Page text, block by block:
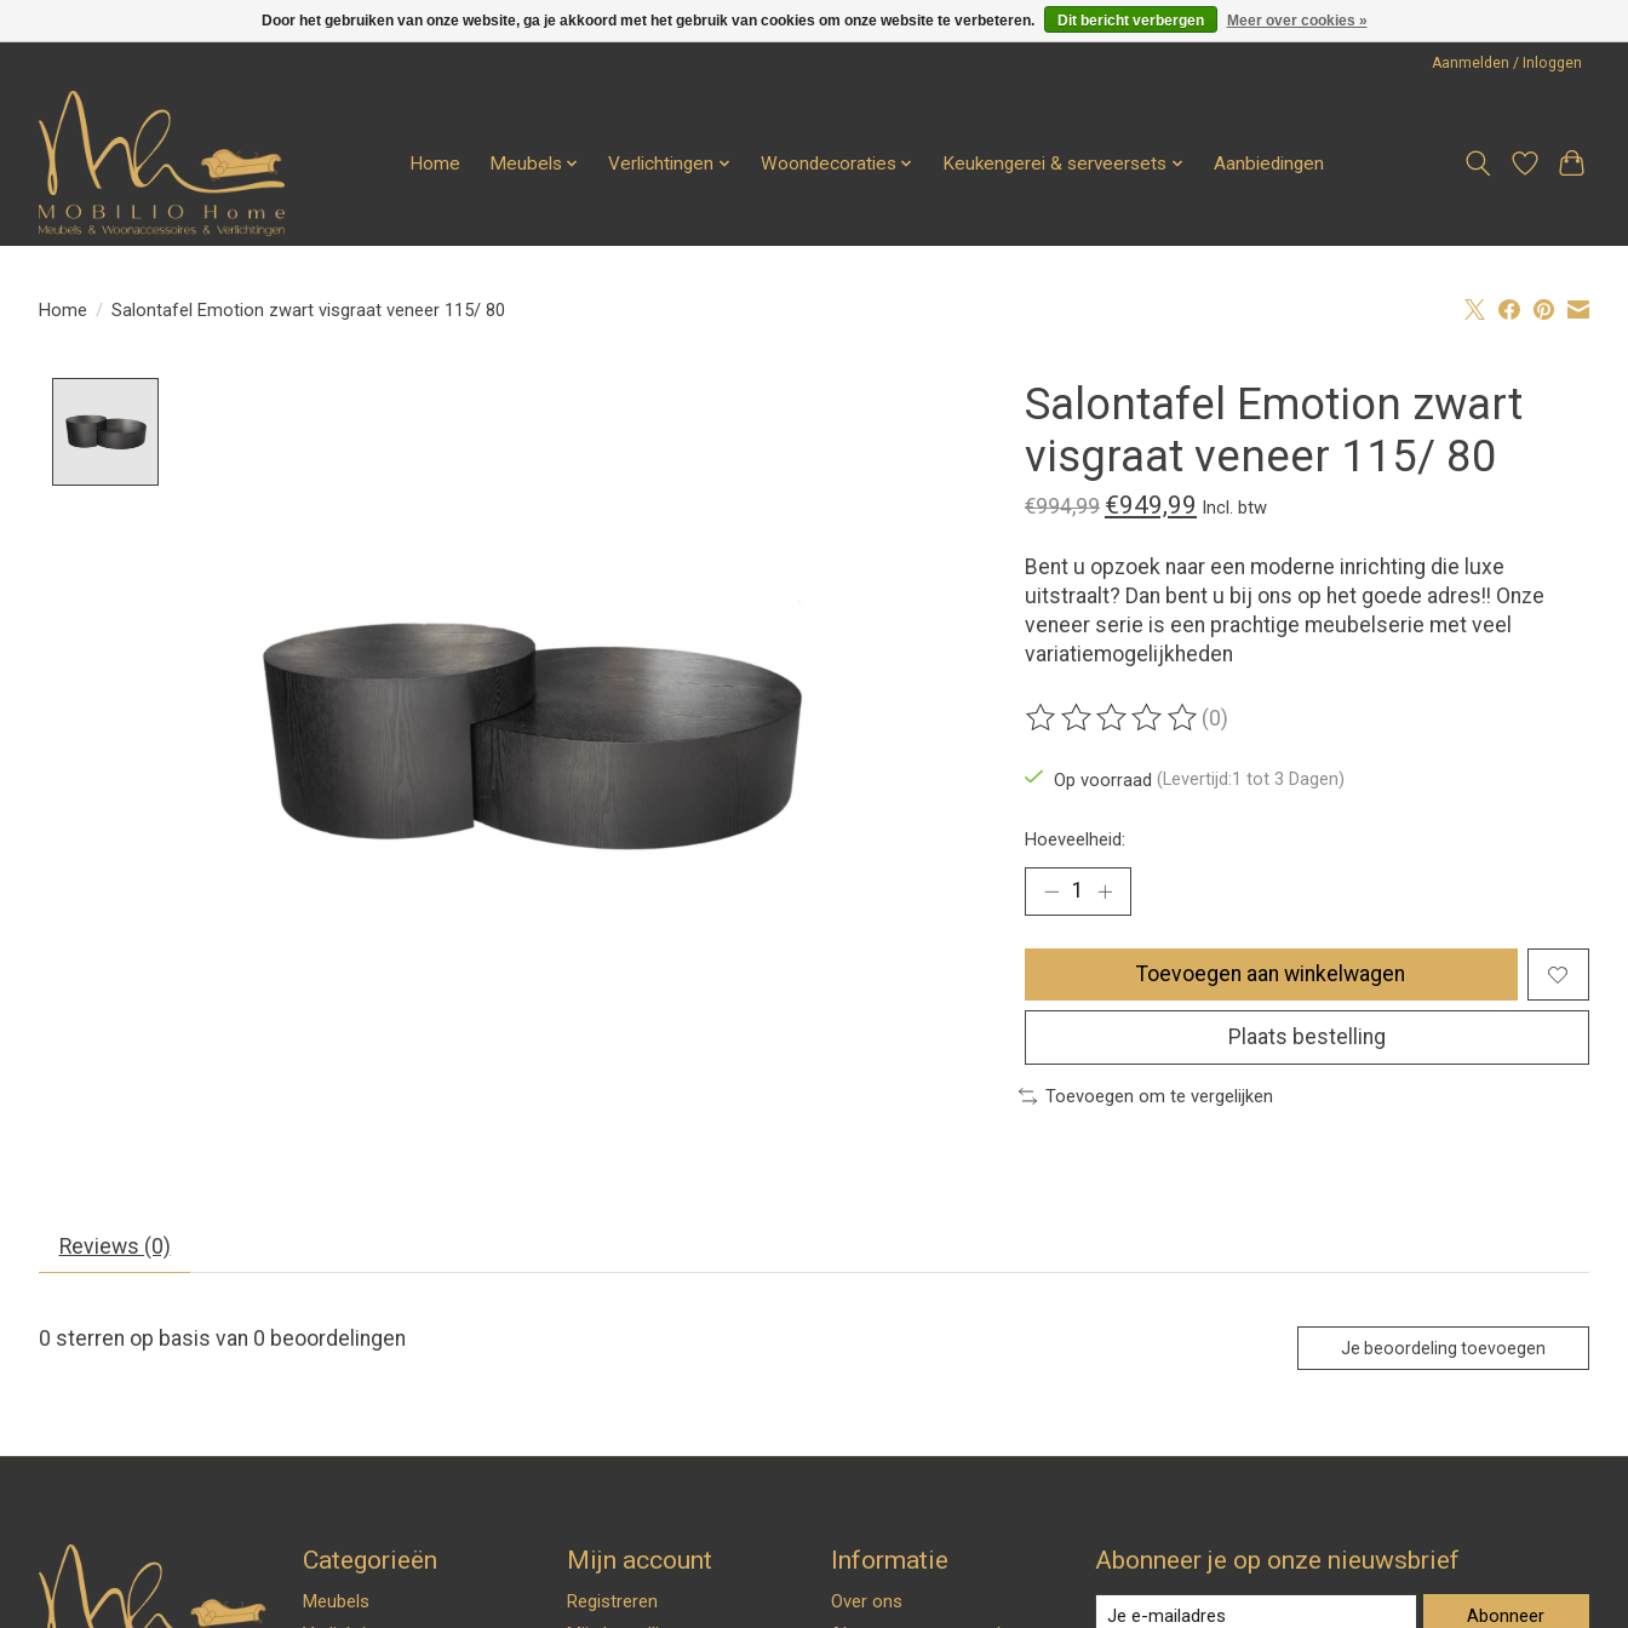
Aanmelden / Inloggen
Home Meubels Verlichtingen Woondecoraties Keukengerei & serveersets Aanbiedingen
Home / Salontafel Emotion zwart visgraat veneer 115/ 80
Salontafel Emotion zwart
visgraat veneer 115/ 80
€994,99 €949,99 Incl. btw
Bent u opzoek naar een moderne inrichting die luxe
uitstraalt? Dan bent u bij ons op het goede adres!! Onze
veneer serie is een prachtige meubelserie met veel
variatiemogelijkheden
De beoordeling van dit product is
(0)
Op voorraad (Levertijd:1 tot 3 Dagen)
Hoeveelheid:
Toevoegen aan winkelwagen
Plaats bestelling
Toevoegen om te vergelijken
Reviews (0)
0 sterren op basis van 0 beoordelingen Je beoordeling toevoegen
Categorieën
Meubels
Mijn account
Registreren
Informatie
Over ons
Abonneer je op onze nieuwsbrief
Abonneer
Door het gebruiken van onze website, ga je akkoord met het gebruik van cookies om onze website te verbeteren. Dit bericht verbergen Meer over cookies »